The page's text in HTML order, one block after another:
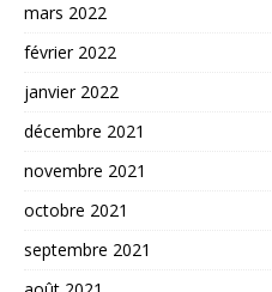
mars 2022
février 2022
janvier 2022
décembre 2021
novembre 2021
octobre 2021
septembre 2021